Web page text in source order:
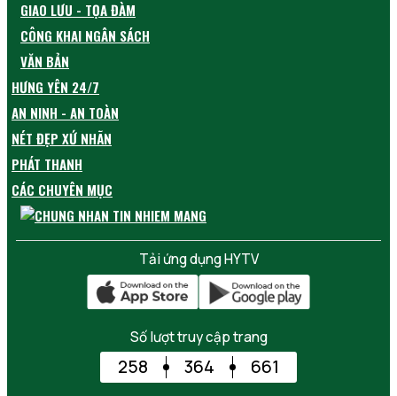
GIAO LƯU - TỌA ĐÀM
CÔNG KHAI NGÂN SÁCH
VĂN BẢN
HƯNG YÊN 24/7
AN NINH - AN TOÀN
NÉT ĐẸP XỨ NHÃN
PHÁT THANH
CÁC CHUYÊN MỤC
Tải ứng dụng HYTV
Số lượt truy cập trang
258 364 661